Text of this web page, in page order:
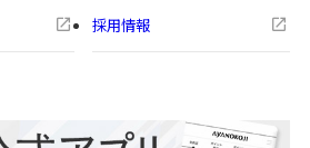
採用情報